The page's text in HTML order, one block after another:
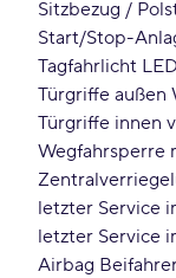
Sitzbezug /
Start/Stop-
Tagfahrlicht LED
Türgriffe außen
Türgriffe innen
Wegfahrsperre
letzter Service
letzter Service
Airbag